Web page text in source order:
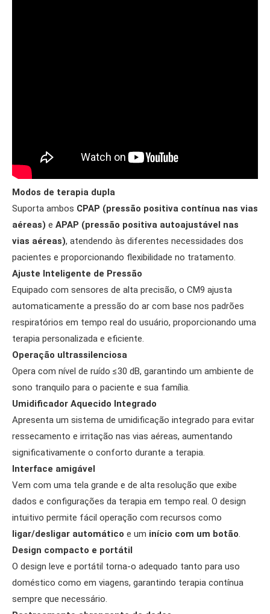
Modos de terapia dupla
Suporta ambos CPAP (pressão positiva contínua nas vias
aéreas) e APAP (pressão positiva autoajustável nas
vias aéreas), atendendo às diferentes necessidades dos
pacientes e proporcionando flexibilidade no tratamento.
Ajuste Inteligente de Pressão
Equipado com sensores de alta precisão, o CM9 ajusta
automaticamente a pressão do ar com base nos padrões
respiratórios em tempo real do usuário, proporcionando uma
terapia personalizada e eficiente.
Operação ultrassilenciosa
Opera com nível de ruído ≤30 dB, garantindo um ambiente de
sono tranquilo para o paciente e sua família.
Umidificador Aquecido Integrado
Apresenta um sistema de umidificação integrado para evitar
ressecamento e irritação nas vias aéreas, aumentando
significativamente o conforto durante a terapia.
Interface amigável
Vem com uma tela grande e de alta resolução que exibe
dados e configurações da terapia em tempo real. O design
intuitivo permite fácil operação com recursos como
ligar/desligar automático e um início com um botão.
Design compacto e portátil
O design leve e portátil torna-o adequado tanto para uso
doméstico como em viagens, garantindo terapia contínua
sempre que necessário.